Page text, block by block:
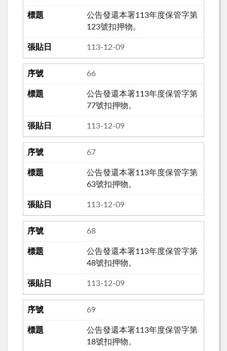
公告發還本署113年度保管字第
123號扣押物。
113-12-09
66
公告發還本署113年度保管字第
77號扣押物。
113-12-09
67
公告發還本署113年度保管字第
63號扣押物。
113-12-09
68
公告發還本署113年度保管字第
48號扣押物。
113-12-09
69
公告發還本署113年度保管字第
18號扣押物。